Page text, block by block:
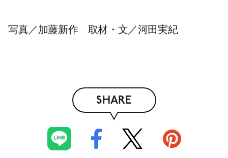
写真／加藤新作 取材・文／河田実紀
SHARE